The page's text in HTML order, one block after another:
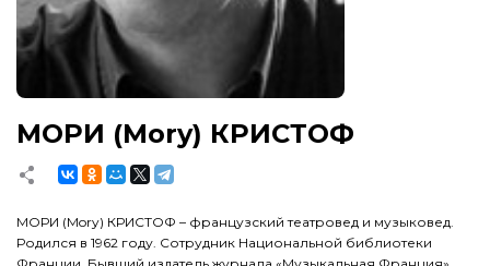
МОРИ (Mory) КРИСТОФ
МОРИ (Mory) КРИСТОФ – французский театровед и музыковед.
Родился в 1962 году. Сотрудник Национальной библиотеки